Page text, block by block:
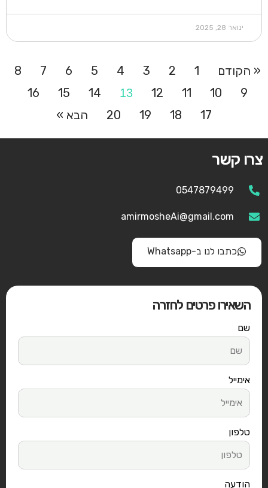
ינואר 28, 2025
« הקודם 1
2
3
4
5
6
7
8
9
10
11
12
13
14
15
16
17
18
19
20 הבא »
צרו קשר
0547879499
amirmosheAi@gmail.com
כתבו לנו ב-Whatsapp
השאירו פרטים לחזרה
שם
אימייל
טלפון
הודעה